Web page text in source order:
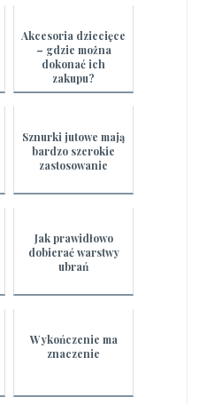
Nieruchomo...
Akcesoria dziecięce
– gdzie można
dokonać ich
zakupu?
Sznurki jutowe mają
bardzo szerokie
zastosowanie
Jak prawidłowo
dobierać warstwy
ubrań
Wykończenie ma
znaczenie